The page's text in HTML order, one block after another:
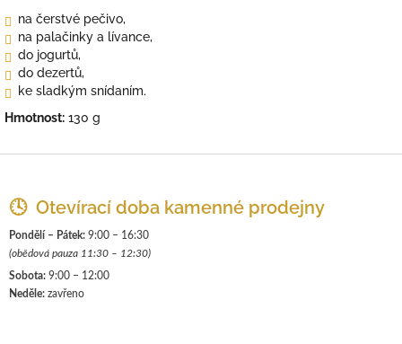
na čerstvé pečivo,
na palačinky a lívance,
do jogurtů,
do dezertů,
ke sladkým snídaním.
Hmotnost: 130 g
🕓 Otevírací doba kamenné prodejny
Pondělí – Pátek: 9:00 – 16:30
(obědová pauza 11:30 – 12:30)
Sobota: 9:00 – 12:00
Neděle: zavřeno